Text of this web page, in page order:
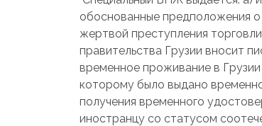
обоснованные предположения
жертвой преступления
правительства Грузии вносит
временное проживание в
которому было выдано
получения временного
иностранцу со статусом